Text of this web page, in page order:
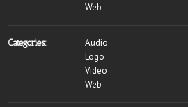
Web
Categories:
Audio
Logo
Video
Web